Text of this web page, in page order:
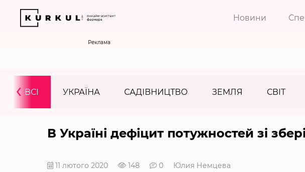
Новини
Реклама
ВСІ УКРАЇНА САДІВНИЦТВО ЗЕМЛЯ СВІТ
‹
В Україні дефіцит потужностей зі
11 лютого 2020 148 0 Юлия Немцева